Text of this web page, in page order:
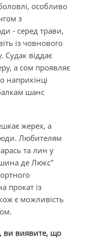
особливо
з
- серед трави,
із човнового
Судак віддає
а сом проявляє
наприкінці
шанс
жерех, а
Любителям
та лин у
де Люкс"
прокат із
є можливість
ви виявите, що